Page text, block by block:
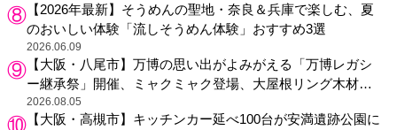
【2026年最新】そうめんの聖地・奈良＆兵庫で楽しむ、夏
のおいしい体験「流しそうめん体験」おすすめ3選
2026.06.09
【大阪・八尾市】万博の思い出がよみがえる「万博レガシ
ー継承祭」開催、ミャクミャク登場、大屋根リング木材展
示も
2026.08.05
【大阪・高槻市】キッチンカー延べ100台が安満遺跡公園に